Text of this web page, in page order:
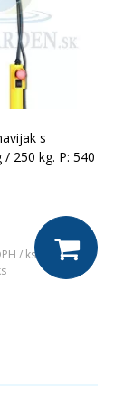
s
250 kg. P: 540
/ ks